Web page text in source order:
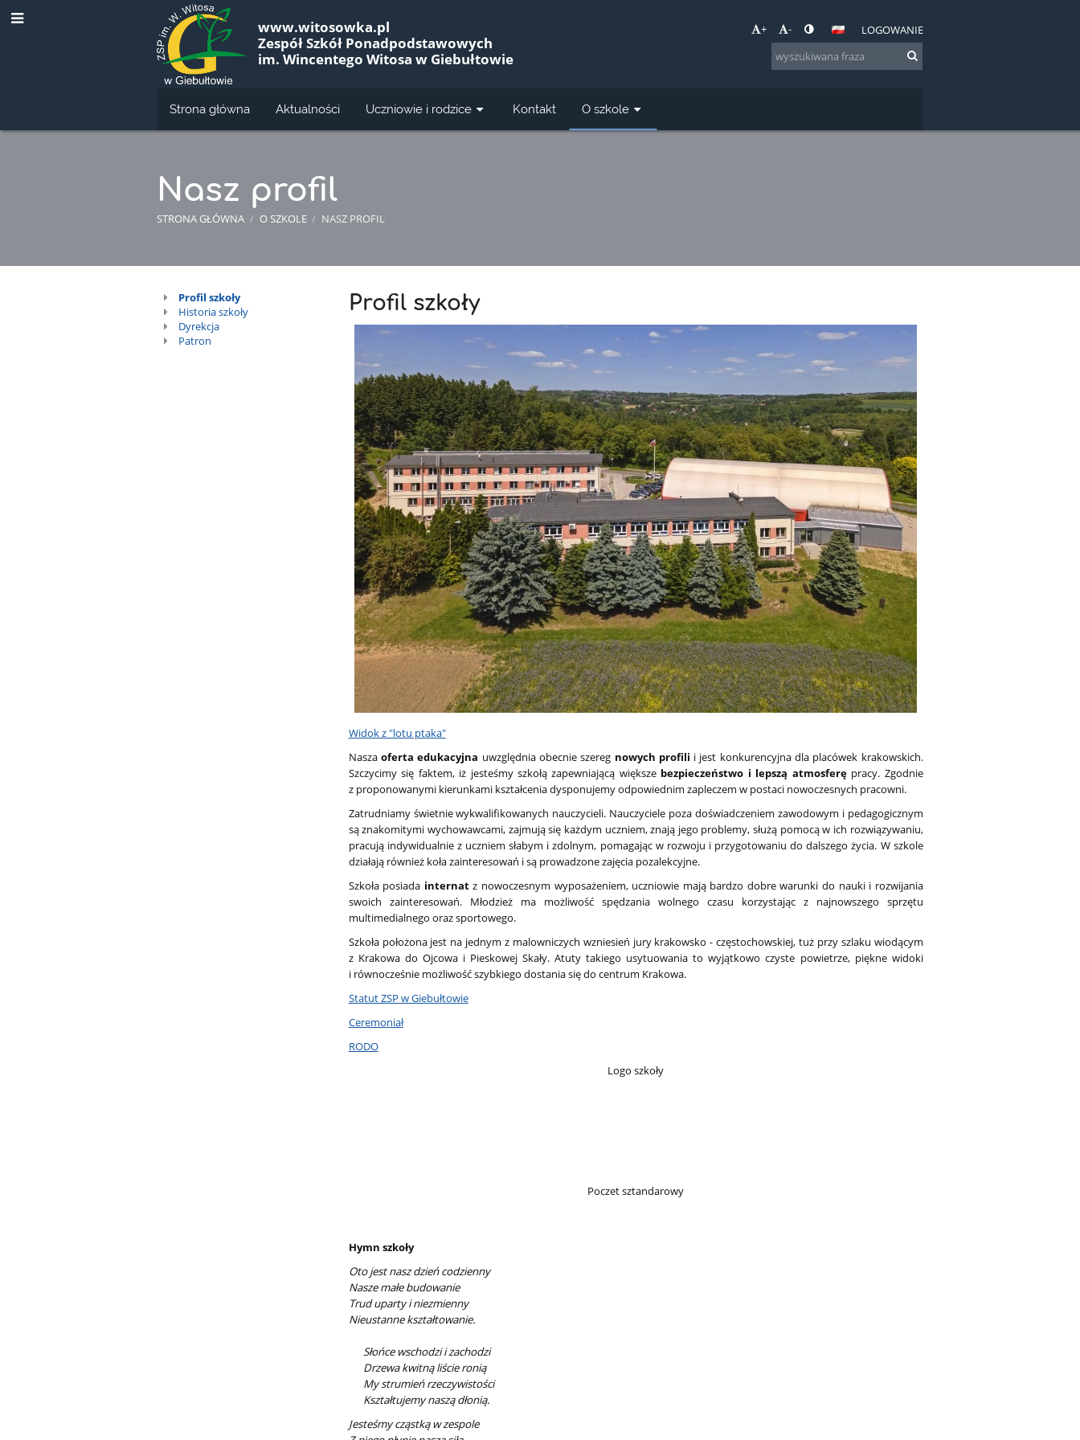
www.witosowka.pl
Zespół Szkół Ponadpodstawowych
im. Wincentego Witosa w Giebułtowie
+ - LOGOWANIE
Strona główna Aktualności Uczniowie i rodzice Kontakt O szkole
Nasz profil
STRONA GŁÓWNA / O SZKOLE / NASZ PROFIL
Nasz
profil
Profil szkoły
Historia szkoły
Dyrekcja
Patron
Profil szkoły
Widok z "lotu ptaka"
Nasza oferta edukacyjna uwzględnia obecnie szereg nowych profili i jest konkurencyjna dla placówek krakowskich.
Szczycimy się faktem, iż jesteśmy szkołą zapewniającą większe bezpieczeństwo i lepszą atmosferępracy. Zgodnie
z proponowanymi kierunkami kształcenia dysponujemy odpowiednim zapleczem w postaci nowoczesnych pracowni.
Zatrudniamy świetnie wykwalifikowanych nauczycieli. Nauczyciele poza doświadczeniem zawodowym i pedagogicznym
są znakomitymi wychowawcami, zajmują się każdym uczniem, znają jego problemy, służą pomocą w ich rozwiązywaniu,
pracują indywidualnie z uczniem słabym i zdolnym, pomagając w rozwoju i przygotowaniu do dalszego życia. W szkole
działają również koła zainteresowań i są prowadzone zajęcia pozalekcyjne.
Szkoła posiada internatz nowoczesnym wyposażeniem, uczniowie mają bardzo dobre warunki do nauki i rozwijania
swoich zainteresowań. Młodzież ma możliwość spędzania wolnego czasu korzystając z najnowszego sprzętu
multimedialnego oraz sportowego.
Szkoła położona jest na jednym z malowniczych wzniesień jury krakowsko - częstochowskiej, tuż przy szlaku wiodącym
z Krakowa do Ojcowa i Pieskowej Skały. Atuty takiego usytuowania to wyjątkowo czyste powietrze, piękne widoki
i równocześnie możliwość szybkiego dostania się do centrum Krakowa.
Statut ZSP w Giebułtowie
Ceremoniał
RODO
Logo szkoły
Poczet sztandarowy
Hymn szkoły
Oto jest nasz dzień codzienny
Nasze małe budowanie
Trud uparty i niezmienny
Nieustanne kształtowanie.
Słońce wschodzi i zachodzi
Drzewa kwitną liście ronią
My strumień rzeczywistości
Kształtujemy naszą dłonią.
Jesteśmy cząstką w zespole